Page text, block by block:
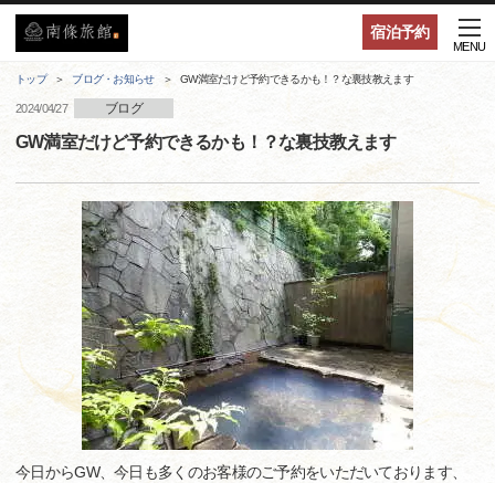
宿泊予約
MENU
トップ ブログ・お知らせ GW満室だけど予約できるかも！？な裏技教えます
2024/04/27 ブログ
GW満室だけど予約できるかも！？な裏技教えます
今日からGW、今日も多くのお客様のご予約をいただいております、